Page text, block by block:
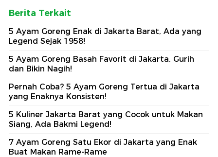
Berita Terkait
5 Ayam Goreng Enak di Jakarta Barat, Ada yang
Legend Sejak 1958!
5 Ayam Goreng Basah Favorit di Jakarta, Gurih
dan Bikin Nagih!
Pernah Coba? 5 Ayam Goreng Tertua di Jakarta
yang Enaknya Konsisten!
5 Kuliner Jakarta Barat yang Cocok untuk Makan
Siang, Ada Bakmi Legend!
7 Ayam Goreng Satu Ekor di Jakarta yang Enak
Buat Makan Rame-Rame